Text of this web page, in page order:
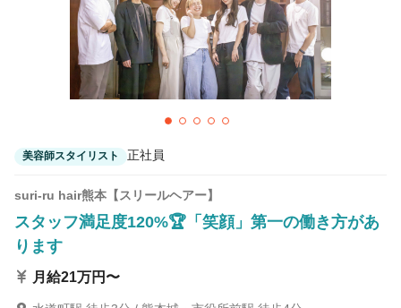
美容師スタイリスト 正社員
suri-ru hair熊本【スリールヘアー】
スタッフ満足度120%🏆「笑顔」第一の働き方があ
ります
月給21万円〜